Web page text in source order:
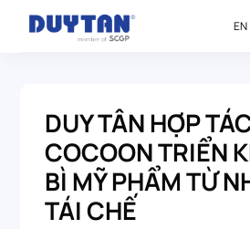
EN
DUY TÂN HỢP
COCOON TRIỂN
BÌ MỸ PHẨM TỪ
TÁI CHẾ